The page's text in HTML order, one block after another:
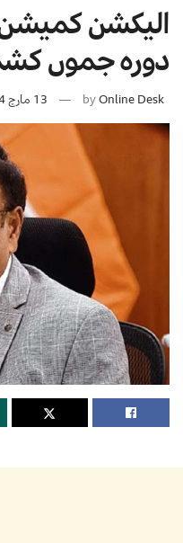
الیکشن کمیشن
دورہ جموں
byOnline Desk 13 مارچ 2024